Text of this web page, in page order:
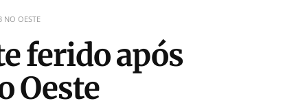
NO OESTE
ferido após
Oeste